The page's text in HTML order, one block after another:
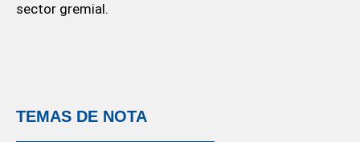
sector gremial.
TEMAS DE NOTA